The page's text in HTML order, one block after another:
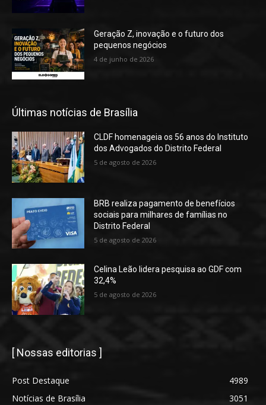
Geração Z, inovação e o futuro dos
pequenos negócios
4 de junho de 2026
Últimas notícias de Brasília
CLDF homenageia os 56 anos do Instituto
dos Advogados do Distrito Federal
5 de agosto de 2026
BRB realiza pagamento de benefícios
sociais para milhares de famílias no
Distrito Federal
5 de agosto de 2026
Celina Leão lidera pesquisa ao GDF com
32,4%
5 de agosto de 2026
[ Nossas editorias ]
Post Destaque
4989
Notícias de Brasília
3051